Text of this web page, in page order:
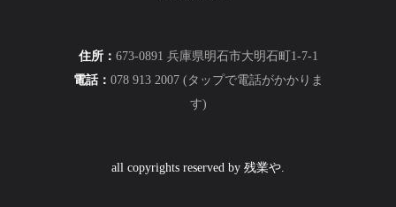
住所： 673-0891 兵庫県明石市大明石町1-7-1
電話： 078 913 2007 (タップで電話がかかりま
す)
all copyrights reserved by 残業や.